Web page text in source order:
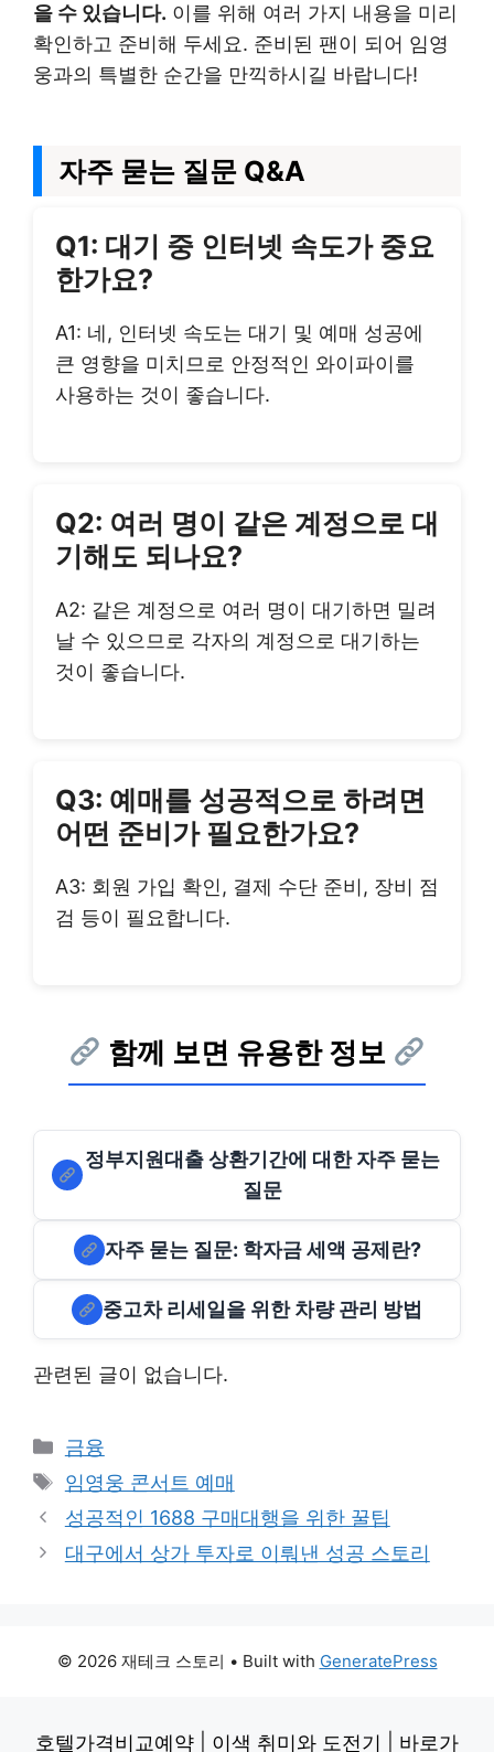
을 수 있습니다. 이를 위해 여러 가지 내용을 미리
확인하고 준비해 두세요. 준비된 팬이 되어 임영
웅과의 특별한 순간을 만끽하시길 바랍니다!
자주 묻는 질문 Q&A
Q1: 대기 중 인터넷 속도가 중요
한가요?
A1: 네, 인터넷 속도는 대기 및 예매 성공에
큰 영향을 미치므로 안정적인 와이파이를
사용하는 것이 좋습니다.
Q2: 여러 명이 같은 계정으로 대
기해도 되나요?
A2: 같은 계정으로 여러 명이 대기하면 밀려
날 수 있으므로 각자의 계정으로 대기하는
것이 좋습니다.
Q3: 예매를 성공적으로 하려면
어떤 준비가 필요한가요?
A3: 회원 가입 확인, 결제 수단 준비, 장비 점
검 등이 필요합니다.
함께 보면 유용한 정보
정부지원대출 상환기간에 대한 자주 묻는
질문
자주 묻는 질문: 학자금 세액 공제란?
중고차 리세일을 위한 차량 관리 방법
관련된 글이 없습니다.
Categories
금융
Tags
임영웅 콘서트 예매
성공적인 1688 구매대행을 위한 꿀팁
대구에서 상가 투자로 이뤄낸 성공 스토리
© 2026 재테크 스토리 • Built with GeneratePress
호텔가격비교예약 이색 취미와 도전기 바로가